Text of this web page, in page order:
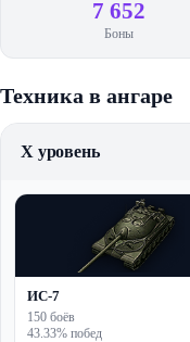
7 652
Боны
Техника в ангаре
X уровень
ИС-7
150 боёв
43.33% побед